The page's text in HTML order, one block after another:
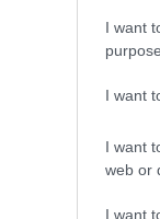
I want
I want
I want
web or
I want